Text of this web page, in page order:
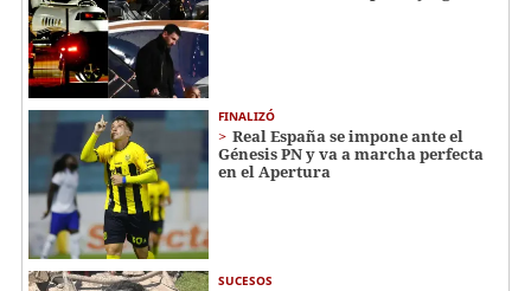
FINALIZÓ
Real España se impone ante el
Génesis PN y va a marcha perfecta
en el Apertura
SUCESOS